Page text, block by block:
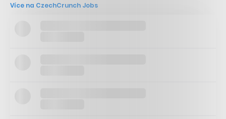
Více na CzechCrunch Jobs